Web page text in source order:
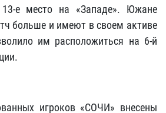
е место на «Западе». Южане
больше и имеют в своем активе
им расположиться на 6-й
игроков «СОЧИ» внесены